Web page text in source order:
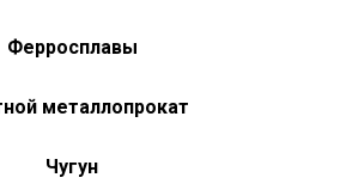
Ферросплавы
металлопрокат
Чугун